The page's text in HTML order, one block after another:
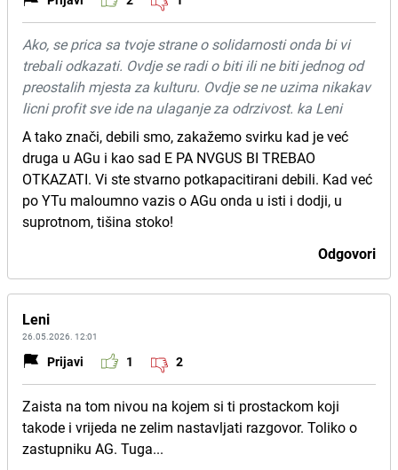
Ako, se prica sa tvoje strane o solidarnosti onda bi vi
trebali odkazati. Ovdje se radi o biti ili ne biti jednog od
preostalih mjesta za kulturu. Ovdje se ne uzima nikakav
licni profit sve ide na ulaganje za odrzivost. ka Leni
A tako znači, debili smo, zakažemo svirku kad je već
druga u AGu i kao sad E PA NVGUS BI TREBAO
OTKAZATI. Vi ste stvarno potkapacitirani debili. Kad već
po YTu maloumno vazis o AGu onda u isti i dodji, u
suprotnom, tišina stoko!
Odgovori
Leni
26.05.2026. 12:01
Prijavi 1 2
Zaista na tom nivou na kojem si ti prostackom koji
takode i vrijeda ne zelim nastavljati razgovor. Toliko o
zastupniku AG. Tuga...